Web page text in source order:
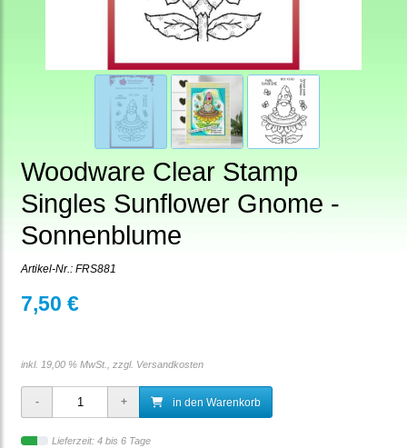
Woodware Clear Stamp
Singles Sunflower Gnome -
Sonnenblume
Artikel-Nr.: FRS881
7,50 €
inkl. 19,00 % MwSt., zzgl. Versandkosten
in den Warenkorb
Lieferzeit: 4 bis 6 Tage